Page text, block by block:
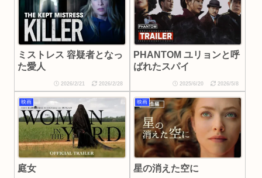
ミストレス 容疑者となっ
た愛人
2026/2/21 2026/2/28
PHANTOM ユリョンと呼
ばれたスパイ
2025/6/20 2026/5/8
映画
庭女
映画
星の消えた空に